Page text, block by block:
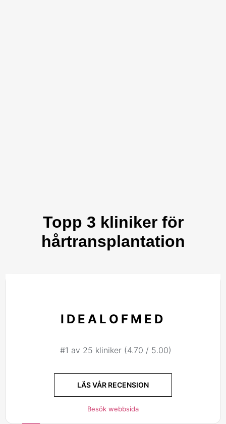
Topp 3 kliniker för
hårtransplantation
IDEALOFMED
#1 av 25 kliniker (4.70 / 5.00)
LÄS VÅR RECENSION
Besök webbsida